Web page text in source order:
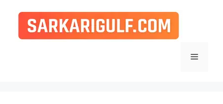
content
Menu